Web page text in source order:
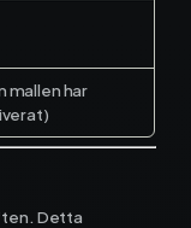
mallen har
Detta